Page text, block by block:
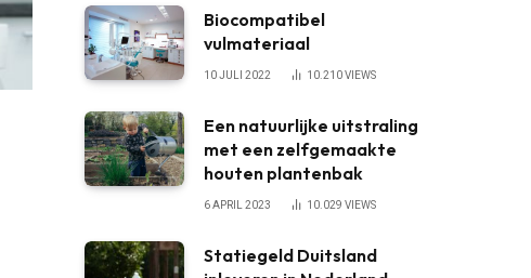
Biocompatibel
vulmateriaal
10 JULI 2022 10.210VIEWS
Een natuurlijke uitstraling
met een zelfgemaakte
houten plantenbak
6 APRIL 2023 10.029 VIEWS
Statiegeld Duitsland